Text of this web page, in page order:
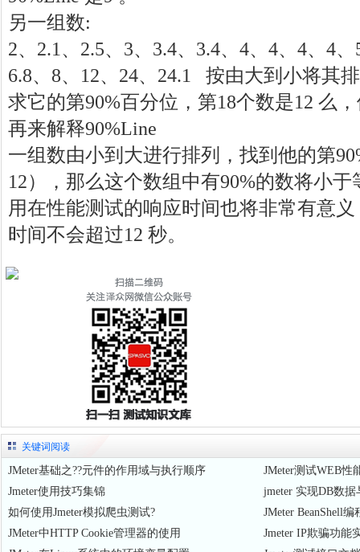
另一组数:
2、2.1、2.5、3、3.4、3.4、4、4、4、4
6.8、8、12、24、24.1 按由大到小将其
求它的第90%百分位，第18个数是12 么
再来解释90%Line
一组数由小到大进行排列，找到他的第
12），那么这个数组中有90%的数将小于
用在性能测试的响应时间也将非常有意
时间不会超过12 秒。
关键词阅读
JMeter基础之??元件的作用域与执行顺序
JMeter测试WEB性
Jmeter使用技巧集锦
jmeter 实现DB数
如何使用Jmeter模拟爬虫测试?
JMeter BeanShell
JMeter中HTTP Cookie管理器的使用
Jmeter IP欺骗功能